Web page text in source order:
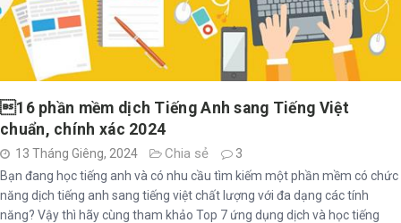
16 phần mềm dịch Tiếng Anh sang Tiếng Việt
chuẩn, chính xác 2024
13 Tháng Giêng, 2024 Chia sẻ
3
Bạn đang học tiếng anh và có nhu cầu tìm kiếm một phần mềm có chức
năng dịch tiếng anh sang tiếng việt chất lượng với đa dạng các tính
năng? Vậy thì hãy cùng tham khảo Top 7 ứng dụng dịch và học tiếng